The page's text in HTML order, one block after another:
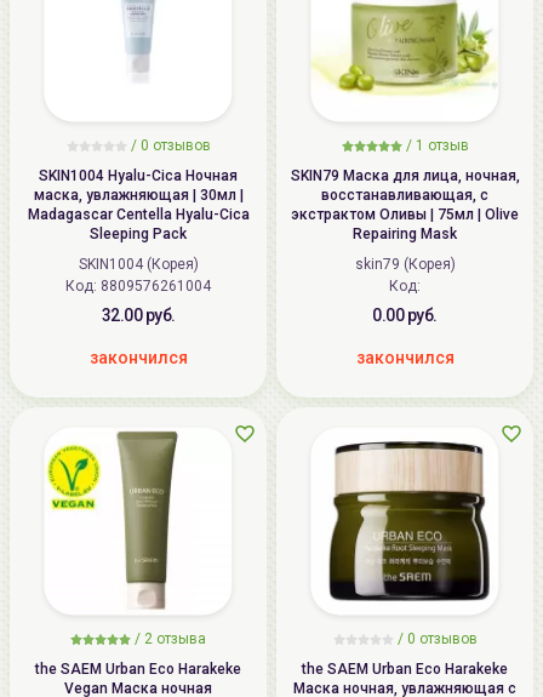
/ 0 отзывов
SKIN1004 Hyalu-Cica Ночная
маска, увлажняющая | 30мл |
Madagascar Centella Hyalu-Cica
Sleeping Pack
SKIN1004 (Корея)
Код: 8809576261004
32.00 руб.
закончился
/ 1 отзыв
SKIN79 Маска для лица, ночная,
восстанавливающая, с
экстрактом Оливы | 75мл | Olive
Repairing Mask
skin79 (Корея)
Код:
0.00 руб.
закончился
/ 2 отзыва
the SAEM Urban Eco Harakeke
Vegan Маска ночная
/ 0 отзывов
the SAEM Urban Eco Harakeke
Маска ночная, увлажняющая с